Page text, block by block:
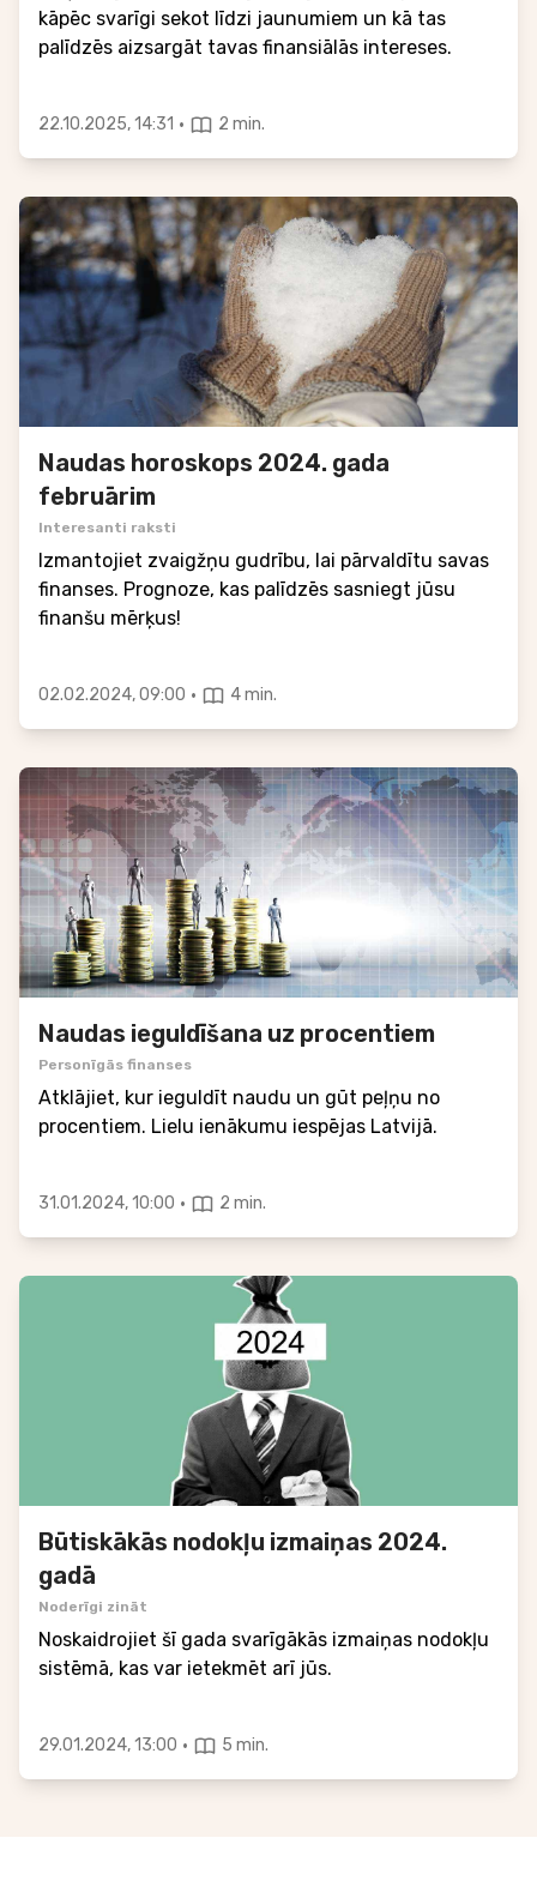
kāpēc svarīgi sekot līdzi jaunumiem un kā tas
palīdzēs aizsargāt tavas finansiālās intereses.
22.10.2025, 14:31 · 2 min.
Naudas horoskops 2024. gada
februārim
Interesanti raksti
Izmantojiet zvaigžņu gudrību, lai pārvaldītu savas
finanses. Prognoze, kas palīdzēs sasniegt jūsu
finanšu mērķus!
02.02.2024, 09:00 · 4 min.
Naudas ieguldīšana uz procentiem
Personīgās finanses
Atklājiet, kur ieguldīt naudu un gūt peļņu no
procentiem. Lielu ienākumu iespējas Latvijā.
31.01.2024, 10:00 · 2 min.
Būtiskākās nodokļu izmaiņas 2024.
gadā
Noderīgi zināt
Noskaidrojiet šī gada svarīgākās izmaiņas nodokļu
sistēmā, kas var ietekmēt arī jūs.
29.01.2024, 13:00 · 5 min.